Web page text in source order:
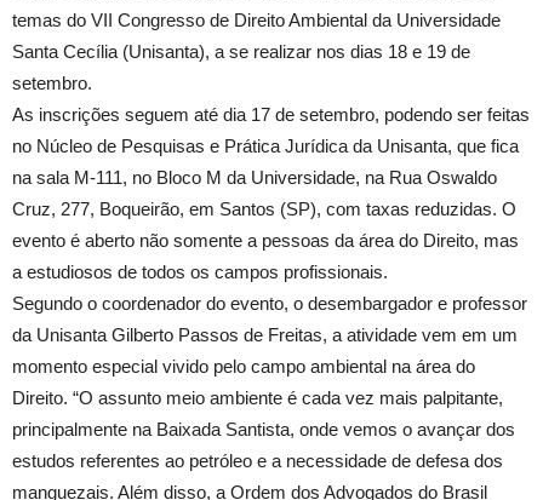
temas do VII Congresso de Direito Ambiental da Universidade
Santa Cecília (Unisanta), a se realizar nos dias 18 e 19 de
setembro.
As inscrições seguem até dia 17 de setembro, podendo ser feitas
no Núcleo de Pesquisas e Prática Jurídica da Unisanta, que fica
na sala M-111, no Bloco M da Universidade, na Rua Oswaldo
Cruz, 277, Boqueirão, em Santos (SP), com taxas reduzidas. O
evento é aberto não somente a pessoas da área do Direito, mas
a estudiosos de todos os campos profissionais.
Segundo o coordenador do evento, o desembargador e professor
da Unisanta Gilberto Passos de Freitas, a atividade vem em um
momento especial vivido pelo campo ambiental na área do
Direito. “O assunto meio ambiente é cada vez mais palpitante,
principalmente na Baixada Santista, onde vemos o avançar dos
estudos referentes ao petróleo e a necessidade de defesa dos
manguezais. Além disso, a Ordem dos Advogados do Brasil